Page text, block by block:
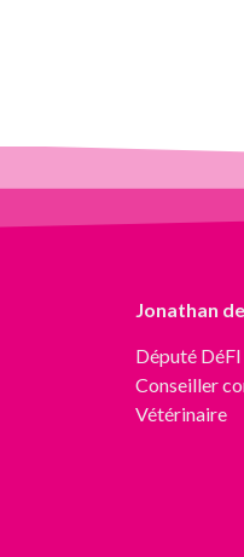
Jonathan
Député DéFI
Conseiller
Vétérinaire